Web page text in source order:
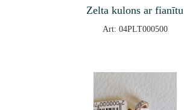
Zelta kulons ar fianītu
Art: 04PLT000500